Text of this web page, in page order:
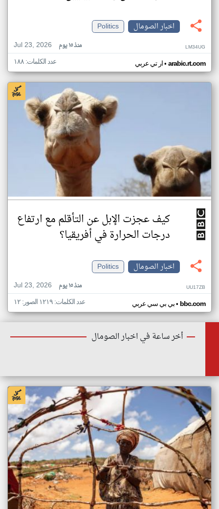
اخبار الصومال
Politics
Jul 23, 2026
منذ ١٥ يوم LM34UG
ار تي عربي• arabic.rt.com عدد الكلمات: ١٨٨
كيف عجزت الإبل عن التأقلم مع ارتفاع
درجات الحرارة في أفريقيا؟
اخبار الصومال
Politics
Jul 23, 2026
منذ ١٥ يوم UU17ZB
بي بي سي عربي• bbc.com عدد الكلمات: ١٢١٩ الصور: ١٢
أخر ساعة في اخبار الصومال